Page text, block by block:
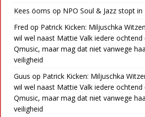
Kees öoms op NPO Soul & Jazz stopt in
Fred op Patrick Kicken: Miljuschka
wil wel naast Mattie Valk iedere ochtend
Qmusic, maar mag dat niet vanwege
veiligheid
Guus op Patrick Kicken: Miljuschka
wil wel naast Mattie Valk iedere ochtend
Qmusic, maar mag dat niet vanwege
veiligheid